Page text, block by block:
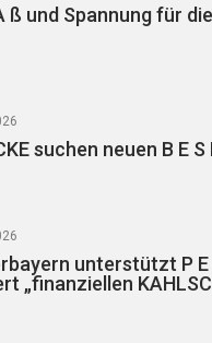
ß und Spannung für
suchen neuen B E S
unterstützt P E
„finanziellen